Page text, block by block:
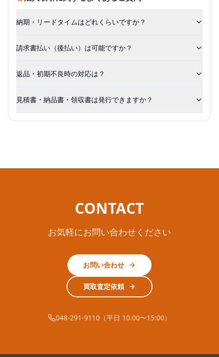
納期・リードタイムはどれくらいですか？
請求書払い（後払い）は可能ですか？
返品・初期不良時の対応は？
見積書・納品書・領収書は発行できますか？
CONTACT
お気軽にお問い合わせください
お問い合わせ
買取査定依頼
048-291-9110（平日 10:00〜15:00）